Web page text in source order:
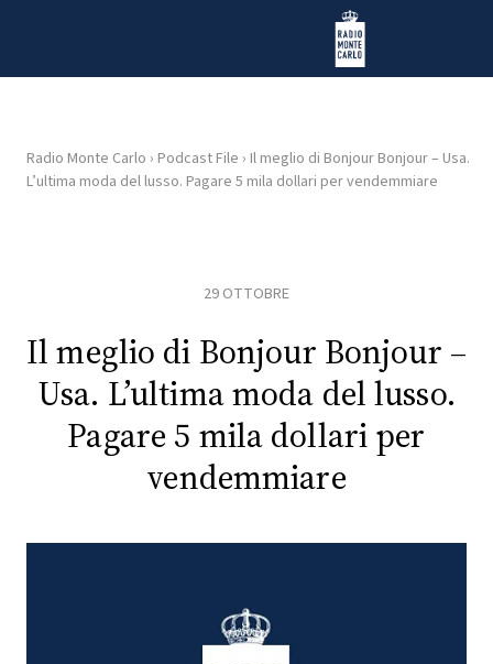
Radio Monte Carlo
HOME
RADIO
PLAYLIST
FOTO
Radio Monte Carlo › Podcast File › Il meglio di Bonjour Bonjour – Usa.
L’ultima moda del lusso. Pagare 5 mila dollari per vendemmiare
29 OTTOBRE
Il meglio di Bonjour Bonjour –
Usa. L’ultima moda del lusso.
Pagare 5 mila dollari per
vendemmiare